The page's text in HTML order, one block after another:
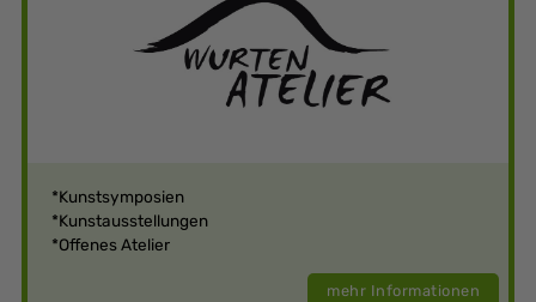
*Kunstsymposien
*Kunstausstellungen
*Offenes Atelier
mehr Informationen